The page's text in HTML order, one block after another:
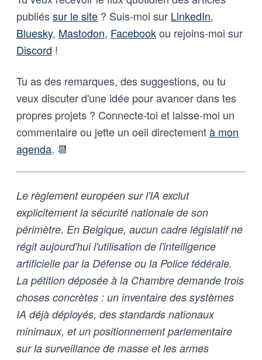
publiéssur le site ? Suis-moi sur LinkedIn,
Bluesky, Mastodon, Facebookou rejoins-moi sur
Discord !
Tu as des remarques, des suggestions, ou tu
veux discuter d'une idée pour avancer dans tes
propres projets ? Connecte-toi et laisse-moi un
commentaire ou jette un oeil directementà mon
agenda. 📆
Le règlement européen sur l'IA exclut
explicitement la sécurité nationale de son
périmètre. En Belgique, aucun cadre législatif ne
régit aujourd'hui l'utilisation de l'intelligence
artificielle par la Défense ou la Police fédérale.
La pétition déposée à la Chambre demande trois
choses concrètes : un inventaire des systèmes
IA déjà déployés, des standards nationaux
minimaux, et un positionnement parlementaire
sur la surveillance de masse et les armes